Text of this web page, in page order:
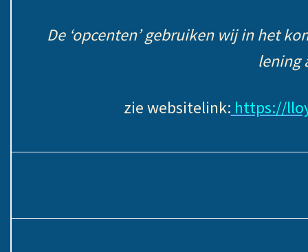
De ‘opcenten’ gebruiken wij in het
lening
zie websitelink: https://